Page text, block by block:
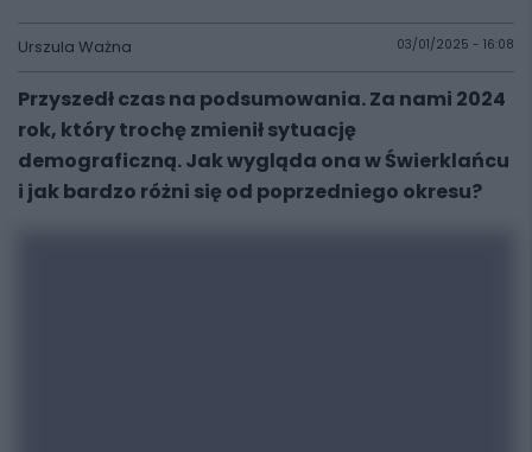
Urszula Ważna 03/01/2025 - 16:08
Przyszedł czas na podsumowania. Za nami 2024
rok, który trochę zmienił sytuację
demograficzną. Jak wygląda ona w Świerklańcu
i jak bardzo różni się od poprzedniego okresu?